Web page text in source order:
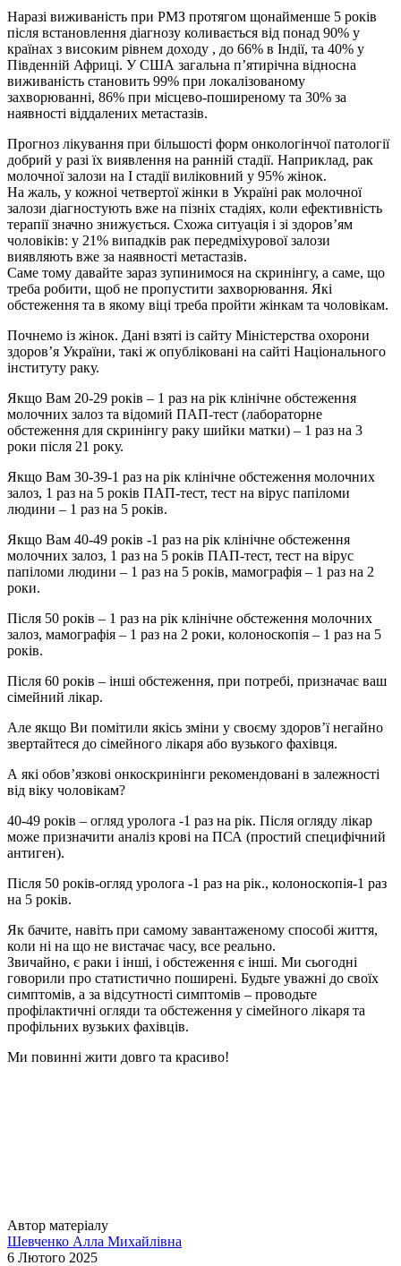
Наразі виживаність при РМЗ протягом щонайменше 5 років
після встановлення діагнозу коливається від понад 90% у
країнах з високим рівнем доходу , до 66% в Індії, та 40% у
Південній Африці. У США загальна п’ятирічна відносна
виживаність становить 99% при локалізованому
захворюванні, 86% при місцево-поширеному та 30% за
наявності віддалених метастазів.
Прогноз лікування при більшості форм онкологінчої патології
добрий у разі їх виявлення на ранній стадії. Наприклад, рак
молочної залози на I стадії виліковний у 95% жінок.
На жаль, у кожноі четвертої жінки в Україні рак молочної
залози діагностують вже на пізніх стадіях, коли ефективність
терапії значно знижується. Схожа ситуація і зі здоров’ям
чоловіків: у 21% випадків рак передміхурової залози
виявляють вже за наявності метастазів.
Саме тому давайте зараз зупинимося на скринінгу, а саме, що
треба робити, щоб не пропустити захворювання. Які
обстеження та в якому віці треба пройти жінкам та чоловікам.
Почнемо із жінок. Дані взяті із сайту Міністерства охорони
здоров’я України, такі ж опубліковані на сайті Національного
інституту раку.
Якщо Вам 20-29 років – 1 раз на рік клінічне обстеження
молочних залоз та відомий ПАП-тест (лабораторне
обстеження для скринінгу раку шийки матки) – 1 раз на 3
роки після 21 року.
Якщо Вам 30-39-1 раз на рік клінічне обстеження молочних
залоз, 1 раз на 5 років ПАП-тест, тест на вірус папіломи
людини – 1 раз на 5 років.
Якщо Вам 40-49 років -1 раз на рік клінічне обстеження
молочних залоз, 1 раз на 5 років ПАП-тест, тест на вірус
папіломи людини – 1 раз на 5 років, мамографія – 1 раз на 2
роки.
Після 50 років – 1 раз на рік клінічне обстеження молочних
залоз, мамографія – 1 раз на 2 роки, колоноскопія – 1 раз на 5
років.
Після 60 років – інші обстеження, при потребі, призначає ваш
сімейний лікар.
Але якщо Ви помітили якісь зміни у своєму здоров’ї негайно
звертайтеся до сімейного лікаря або вузького фахівця.
А які обов’язкові онкоскринінги рекомендовані в залежності
від віку чоловікам?
40-49 років – огляд уролога -1 раз на рік. Після огляду лікар
може призначити аналіз крові на ПСА (простий специфічний
антиген).
Після 50 років-огляд уролога -1 раз на рік., колоноскопія-1 раз
на 5 років.
Як бачите, навіть при самому завантаженому способі життя,
коли ні на що не вистачає часу, все реально.
Звичайно, є раки і інші, і обстеження є інші. Ми сьогодні
говорили про статистично поширені. Будьте уважні до своїх
симптомів, а за відсутності симптомів – проводьте
профілактичні огляди та обстеження у сімейного лікаря та
профільних вузьких фахівців.
Ми повинні жити довго та красиво!
Автор матеріалу
Шевченко Алла Михайлівна
6 Лютого 2025